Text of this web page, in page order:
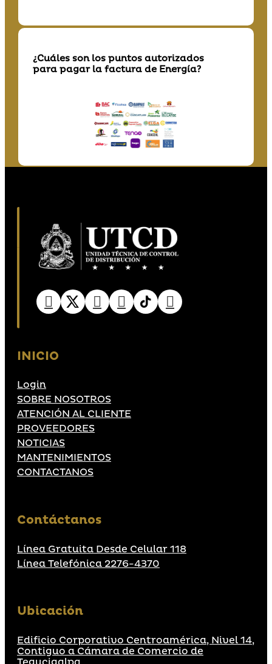
¿Cuáles son los puntos autorizados
para pagar la factura de Energía?
INICIO
Login
SOBRE NOSOTROS
ATENCIÓN AL CLIENTE
PROVEEDORES
NOTICIAS
MANTENIMIENTOS
CONTACTANOS
Contáctanos
Línea Gratuita Desde Celular 118
Línea Telefónica 2276-4370
Ubicación
Edificio Corporativo Centroamérica, Nivel 14,
Contiguo a Cámara de Comercio de